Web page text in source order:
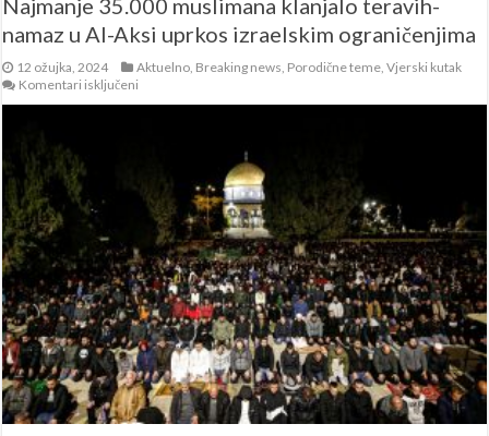
Najmanje 35.000 muslimana klanjalo teravih-
namaz u Al-Aksi uprkos izraelskim ograničenjima
12 ožujka, 2024 Aktuelno Breaking news Porodične teme ,Vjerski kutak
Komentari isključeni
namaz
Al-
Aksi
uprkos
izraelskim
ograničenjima